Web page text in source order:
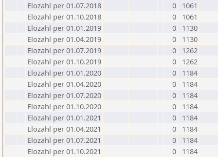
Elozahl per 01.07.2018
0
1061
Elozahl per 01.10.2018
0
1061
Elozahl per 01.01.2019
0
1130
Elozahl per 01.04.2019
0
1130
Elozahl per 01.07.2019
0
1262
Elozahl per 01.10.2019
0
1262
Elozahl per 01.01.2020
0
1184
Elozahl per 01.04.2020
0
1184
Elozahl per 01.07.2020
0
1184
Elozahl per 01.10.2020
0
1184
Elozahl per 01.01.2021
0
1184
Elozahl per 01.04.2021
0
1184
Elozahl per 01.07.2021
0
1184
Elozahl per 01.10.2021
0
1184